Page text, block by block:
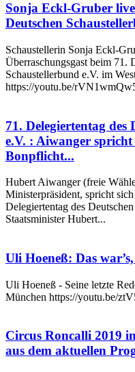
Sonja Eckl-Gruber
Deutschen
Schaustellerin Sonja Eckl-
Überraschungsgast beim 71.
Schaustellerbund e.V. im
https://youtu.be/
71. Delegiertentag des
e.V. : Aiwanger spricht
Bonpflicht...
Hubert Aiwanger (freie
Ministerpräsident, spricht
Delegiertentag des
Staatsminister Hubert...
Uli Hoeneß: Das
Uli Hoeneß - Seine letzte
München https://youtu.be/
Circus Roncalli 2019
aus dem aktuellen